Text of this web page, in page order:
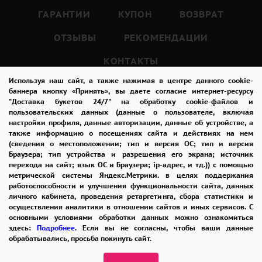
Используя наш сайт, а также нажимая в центре данного cookie-
баннера кнопку «Принять», вы даете согласие интернет-ресурсу
"Доставка букетов 24/7" на обработку cookie-файлов и
пользовательских данных (данные о пользователе, включая
настройки профиля, данные авторизации, данные об устройстве, а
также информацию о посещениях сайта и действиях на нем
(сведения о местоположении; тип и версия ОС; тип и версия
Браузера; тип устройства и разрешения его экрана; источник
перехода на сайт; язык ОС и Браузера; ip-адрес, и тд.)) с помощью
метрической системы Яндекс.Метрики. в целях поддержания
работоспособности и улучшения функциональности сайта, данных
личного кабинета, проведения ретаргетинга, сбора статистики и
осуществления аналитики в отношении сайтов и иных сервисов. С
основными условиями обработки данных можно ознакомиться
здесь: Подробнее. Если вы не согласны, чтобы ваши данные
обрабатывались, просьба покинуть сайт.
ГАРАНТИИ
КУПОН
ВОЗВРАТ
ОТЗЫВЫ
РЕКОМЕНДАЦИИ
КОНТАКТЫ
8-965-242-37-47
ЗАКАЗАТЬ ЗВОНОК
admin@buket24delivery.ru
ул. Кирова д. 46
ПОЛИТИКА КОНФИДЕНЦИАЛЬНОСТИ